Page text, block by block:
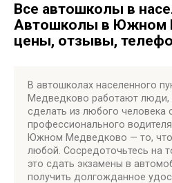
Все автошколы в
Автошколы в Южном
цены, отзывы,
В автошколах населенного
Медведково работают люди,
сделать из любого человека
профессионального
Южном Медведково — то,
любой. Сосредоточьтесь на
это сдать экзамены в
получить долгожданное